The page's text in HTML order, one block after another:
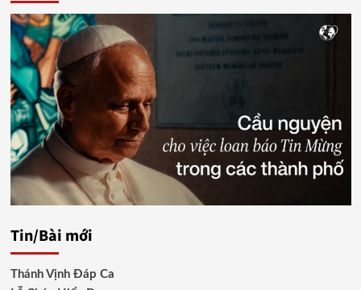
Tin/Bài mới
Thánh Vịnh Đáp Ca